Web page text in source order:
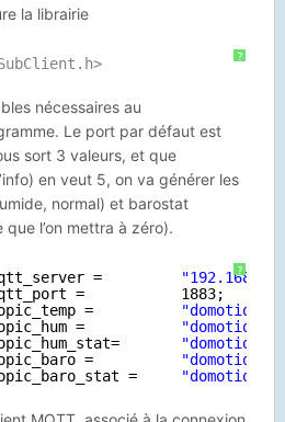
la librairie
?
nécessaires au
Le port par défaut est
sort 3 valeurs, et que
en veut 5, on va générer les
normal) et barostat
l’on mettra à zéro).
?
=
=           1883;
=
"domotique/
=
"domotique/
"domotique/
=
"domotique/
=